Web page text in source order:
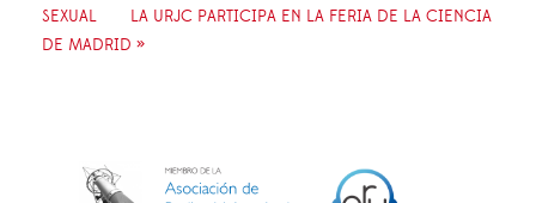
SEXUAL
LA URJC PARTICIPA EN LA FERIA DE LA CIENCIA
DE MADRID »